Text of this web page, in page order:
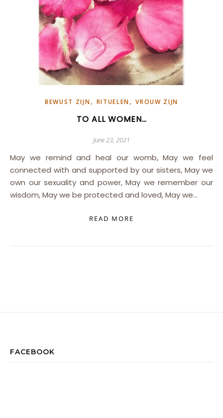
BEWUST ZIJN, RITUELEN,VROUW ZIJN
TO ALL WOMEN…
June 23, 2021
May we remind and heal our womb, May we feel
connected with and supported by our sisters, May we
own our sexuality and power, May we remember our
wisdom, May we be protected and loved, May we…
READ MORE
FACEBOOK